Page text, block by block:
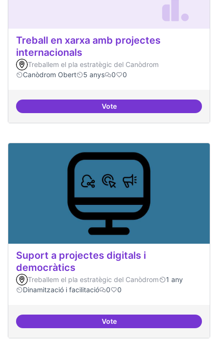
Treball en xarxa amb projectes
internacionals
Treballem el pla estratègic del Canòdrom
Canòdrom Obert
5 anys 0 0
VoteTreball en xarxa amb projectes
Suport a projectes digitals i
democràtics
Treballem el pla estratègic del Canòdrom
1 any
Dinamització i facilitació
0 0
VoteSuport a projectes digitals i